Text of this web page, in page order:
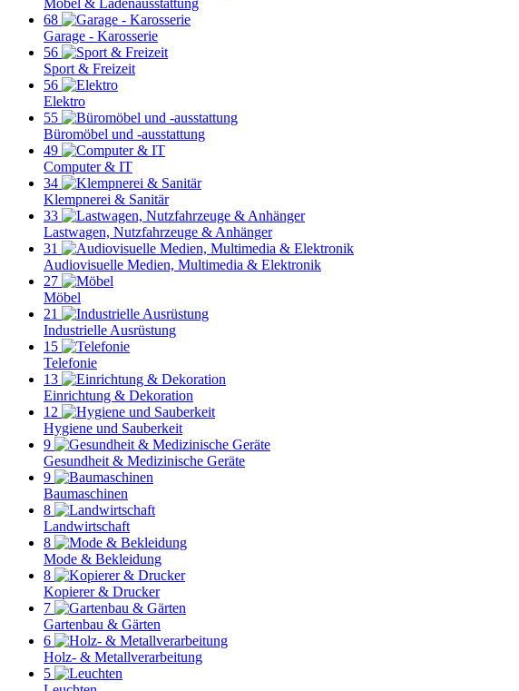
Möbel & Ladenausstattung
68
Garage - Karosserie
56
Sport & Freizeit
56
Elektro
55
Büromöbel und -ausstattung
49
Computer & IT
34
Klempnerei & Sanitär
33
Lastwagen, Nutzfahrzeuge & Anhänger
31
Audiovisuelle Medien, Multimedia & Elektronik
27
Möbel
21
Industrielle Ausrüstung
15
Telefonie
13
Einrichtung & Dekoration
12
Hygiene und Sauberkeit
9
Gesundheit & Medizinische Geräte
9
Baumaschinen
8
Landwirtschaft
8
Mode & Bekleidung
8
Kopierer & Drucker
7
Gartenbau & Gärten
6
Holz- & Metallverarbeitung
5